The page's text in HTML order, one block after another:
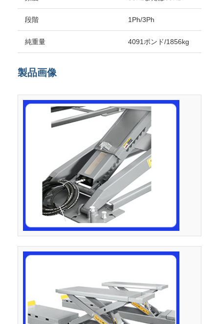
段階 1Ph/3Ph
純重量 4091ポンド/1856kg
製品画像